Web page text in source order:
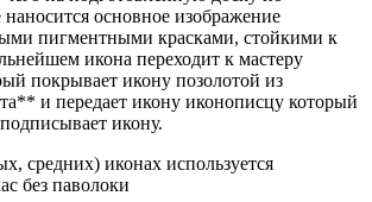
наносится основное изображение
пигментными красками, стойкими к
икона переходит к мастеру
покрывает икону позолотой из
и передает икону иконописцу который
икону.
средних) иконах используется
без паволоки